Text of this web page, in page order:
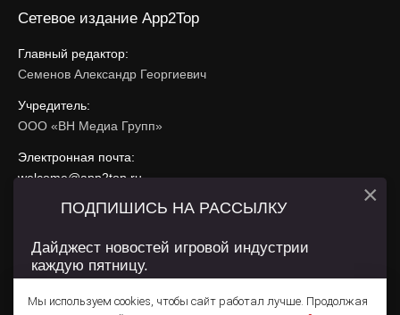
Сетевое издание App2Top
Главный редактор:
Семенов Александр Георгиевич
Учредитель:
ООО «ВН Медиа Групп»
Электронная почта:
welcome@app2top.ru
При использовании материалов активная ссылка на
Сайт использует IP адреса, cookie, данные геолокации
использования содержатся вПолитике конфиденциальностии
Мы используем cookies, чтобы сайт работал лучше. Продолжая
ПОДПИШИСЬ НА РАССЫЛКУ
Дайджест новостей игровой индустрии
каждую пятницу.
×